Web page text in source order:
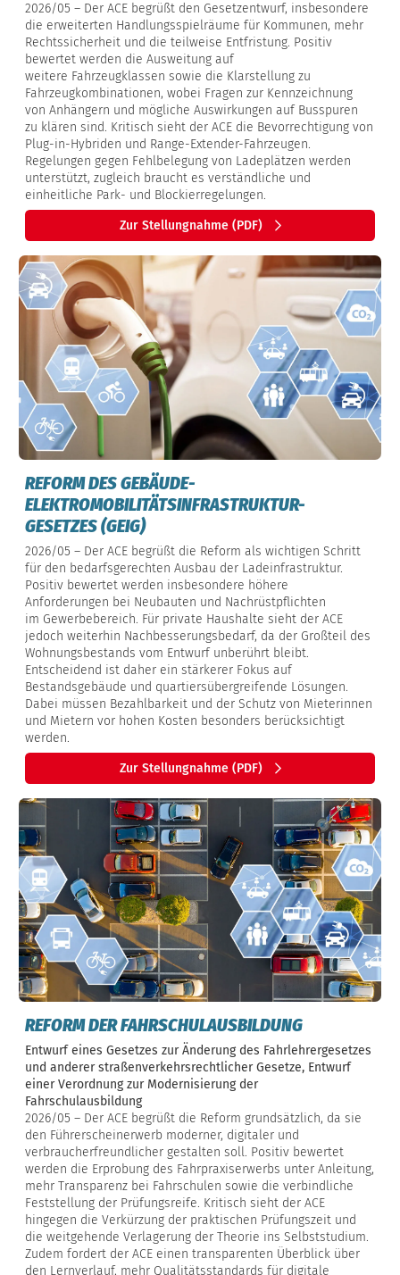
2026/05 – Der ACE begrüßt den Gesetzentwurf, insbesondere
die erweiterten Handlungsspielräume für Kommunen, mehr
Rechtssicherheit und die teilweise Entfristung. Positiv
bewertet werden die Ausweitung auf
weitere Fahrzeugklassen sowie die Klarstellung zu
Fahrzeugkombinationen, wobei Fragen zur Kennzeichnung
von Anhängern und mögliche Auswirkungen auf Busspuren
zu klären sind. Kritisch sieht der ACE die Bevorrechtigung von
Plug-in-Hybriden und Range-Extender-Fahrzeugen.
Regelungen gegen Fehlbelegung von Ladeplätzen werden
unterstützt, zugleich braucht es verständliche und
einheitliche Park- und Blockierregelungen.
Zur Stellungnahme (PDF)
REFORM DES GEBÄUDE-
ELEKTROMOBILITÄTSINFRASTRUKTUR-
GESETZES (GEIG)
2026/05 – Der ACE begrüßt die Reform als wichtigen Schritt
für den bedarfsgerechten Ausbau der Ladeinfrastruktur.
Positiv bewertet werden insbesondere höhere
Anforderungen bei Neubauten und Nachrüstpflichten
im Gewerbebereich. Für private Haushalte sieht der ACE
jedoch weiterhin Nachbesserungsbedarf, da der Großteil des
Wohnungsbestands vom Entwurf unberührt bleibt.
Entscheidend ist daher ein stärkerer Fokus auf
Bestandsgebäude und quartiersübergreifende Lösungen.
Dabei müssen Bezahlbarkeit und der Schutz von Mieterinnen
und Mietern vor hohen Kosten besonders berücksichtigt
werden.
Zur Stellungnahme (PDF)
REFORM DER FAHRSCHULAUSBILDUNG
Entwurf eines Gesetzes zur Änderung des Fahrlehrergesetzes
und anderer straßenverkehrsrechtlicher Gesetze, Entwurf
einer Verordnung zur Modernisierung der
Fahrschulausbildung
2026/05 – Der ACE begrüßt die Reform grundsätzlich, da sie
den Führerscheinerwerb moderner, digitaler und
verbraucherfreundlicher gestalten soll. Positiv bewertet
werden die Erprobung des Fahrpraxiserwerbs unter Anleitung,
mehr Transparenz bei Fahrschulen sowie die verbindliche
Feststellung der Prüfungsreife. Kritisch sieht der ACE
hingegen die Verkürzung der praktischen Prüfungszeit und
die weitgehende Verlagerung der Theorie ins Selbststudium.
Zudem fordert der ACE einen transparenten Überblick über
den Lernverlauf, mehr Qualitätsstandards für digitale